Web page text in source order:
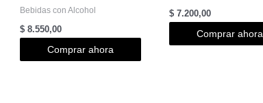
Bebidas con Alcohol
$ 8.550,00
Comprar ahora
$ 7.200,00
Comprar ahora